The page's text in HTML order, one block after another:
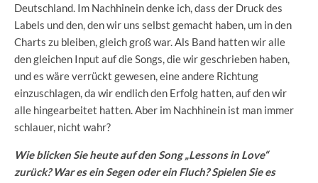
Deutschland. Im Nachhinein denke ich, dass der Druck des
Labels und den, den wir uns selbst gemacht haben, um in den
Charts zu bleiben, gleich groß war. Als Band hatten wir alle
den gleichen Input auf die Songs, die wir geschrieben haben,
und es wäre verrückt gewesen, eine andere Richtung
einzuschlagen, da wir endlich den Erfolg hatten, auf den wir
alle hingearbeitet hatten. Aber im Nachhinein ist man immer
schlauer, nicht wahr?
Wie blicken Sie heute auf den Song „Lessons in Love“
zurück? War es ein Segen oder ein Fluch? Spielen Sie es